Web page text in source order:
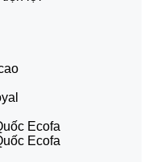
Ecofa
Ecofa